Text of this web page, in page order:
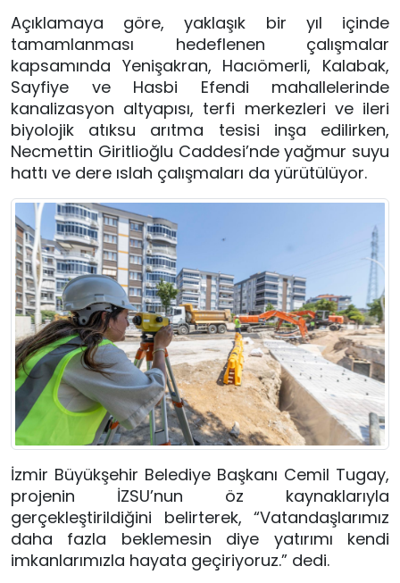
Açıklamaya göre, yaklaşık bir yıl içinde
tamamlanması hedeflenen çalışmalar
kapsamında Yenişakran, Hacıömerli, Kalabak,
Sayfiye ve Hasbi Efendi mahallelerinde
kanalizasyon altyapısı, terfi merkezleri ve ileri
biyolojik atıksu arıtma tesisi inşa edilirken,
Necmettin Giritlioğlu Caddesi’nde yağmur suyu
hattı ve dere ıslah çalışmaları da yürütülüyor.
İzmir Büyükşehir Belediye Başkanı Cemil Tugay,
projenin İZSU’nun öz kaynaklarıyla
gerçekleştirildiğini belirterek, “Vatandaşlarımız
daha fazla beklemesin diye yatırımı kendi
imkanlarımızla hayata geçiriyoruz.” dedi.